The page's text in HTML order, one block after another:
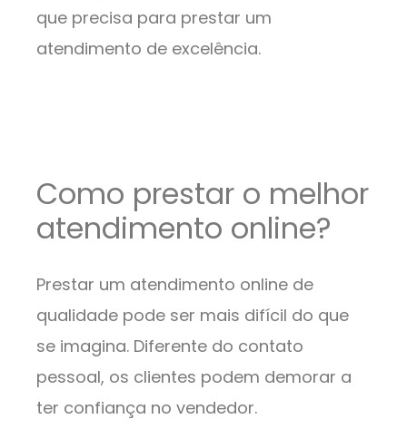
que precisa para prestar um
atendimento de excelência.
Como prestar o melhor
atendimento online?
Prestar um atendimento online de
qualidade pode ser mais difícil do que
se imagina. Diferente do contato
pessoal, os clientes podem demorar a
ter confiança no vendedor.